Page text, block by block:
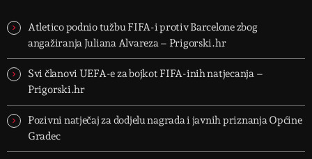
Atletico podnio tužbu FIFA-i protiv Barcelone zbog
angažiranja Juliana Alvareza – Prigorski.hr
Svi članovi UEFA-e za bojkot FIFA-inih natjecanja –
Prigorski.hr
Pozivni natječaj za dodjelu nagrada i javnih priznanja Općine
Gradec